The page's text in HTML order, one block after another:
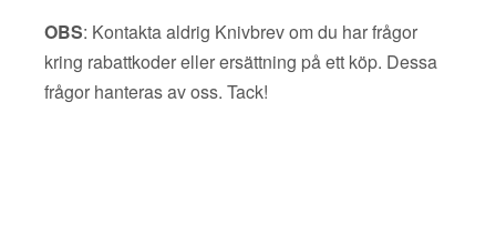
OBS: Kontakta aldrig Knivbrev om du har frågor
kring rabattkoder eller ersättning på ett köp. Dessa
frågor hanteras av oss. Tack!